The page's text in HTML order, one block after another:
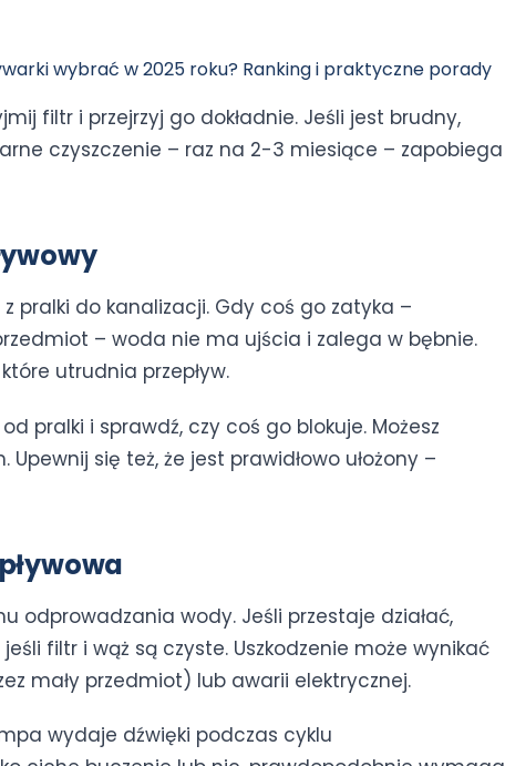
wybrać w 2025 roku? Ranking i praktyczne porady
filtr i przejrzyj go dokładnie. Jeśli jest brudny,
czyszczenie – raz na 2-3 miesiące – zapobiega
pralki do kanalizacji. Gdy coś go zatyka –
– woda nie ma ujścia i zalega w bębnie.
utrudnia przepływ.
pralki i sprawdź, czy coś go blokuje. Możesz
się też, że jest prawidłowo ułożony –
odprowadzania wody. Jeśli przestaje działać,
filtr i wąż są czyste. Uszkodzenie może wynikać
mały przedmiot) lub awarii elektrycznej.
wydaje dźwięki podczas cyklu